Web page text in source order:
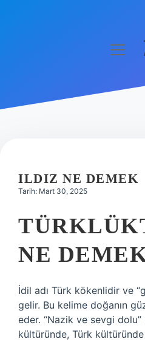
Hakkımızda
ILDIZ NE DEMEK
Tarih: Mart 30, 2025
NE
İdil adı Türk kökenlidir ve
gelir. Bu kelime doğanın
eder. “Nazik ve sevgi
kültüründe, Türk